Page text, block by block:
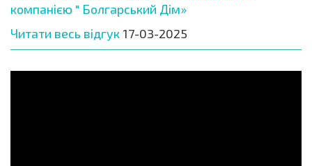
компанією " Болгарський Дім»
Читати весь відгук 17-03-2025